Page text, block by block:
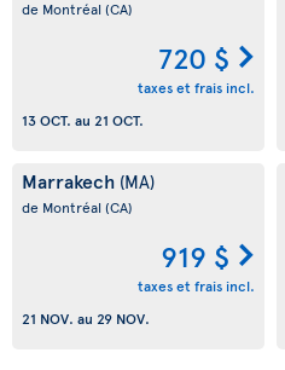
de Montréal (CA)
720 $
taxes et frais incl.
13 OCT. au 21 OCT.
Marrakech (MA)
de Montréal (CA)
919 $
taxes et frais incl.
21 NOV. au 29 NOV.